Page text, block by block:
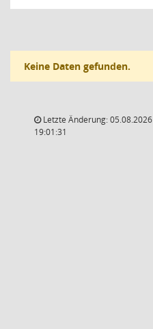
Keine Daten gefunden.
Letzte Änderung: 05.08.2026
19:01:31